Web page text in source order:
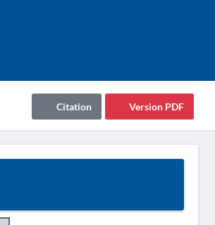
Version PDF
Citation